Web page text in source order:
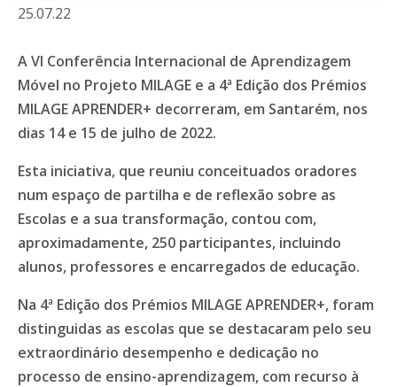
25.07.22
A VI Conferência Internacional de Aprendizagem
Móvel no Projeto MILAGE e a 4ª Edição dos Prémios
MILAGE APRENDER+ decorreram, em Santarém, nos
dias 14 e 15 de julho de 2022.
Esta iniciativa, que reuniu conceituados oradores
num espaço de partilha e de reflexão sobre as
Escolas e a sua transformação, contou com,
aproximadamente, 250 participantes, incluindo
alunos, professores e encarregados de educação.
Na 4ª Edição dos Prémios MILAGE APRENDER+, foram
distinguidas as escolas que se destacaram pelo seu
extraordinário desempenho e dedicação no
processo de ensino-aprendizagem, com recurso à